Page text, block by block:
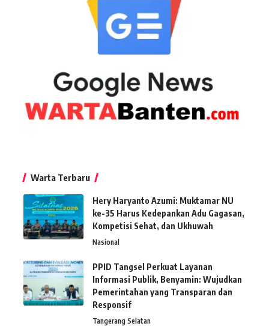
Warta Terbaru
Hery Haryanto Azumi: Muktamar NU
ke-35 Harus Kedepankan Adu Gagasan,
Kompetisi Sehat, dan Ukhuwah
Nasional
PPID Tangsel Perkuat Layanan
Informasi Publik, Benyamin: Wujudkan
Pemerintahan yang Transparan dan
Responsif
Tangerang Selatan